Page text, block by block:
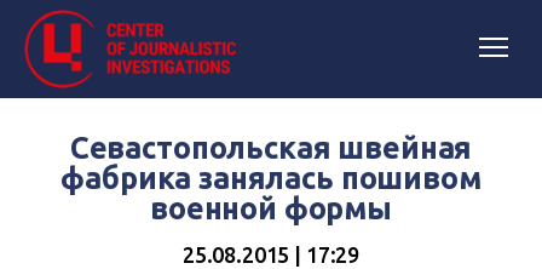
Севастопольская швейная
фабрика занялась пошивом
военной формы
25.08.2015 | 17:29